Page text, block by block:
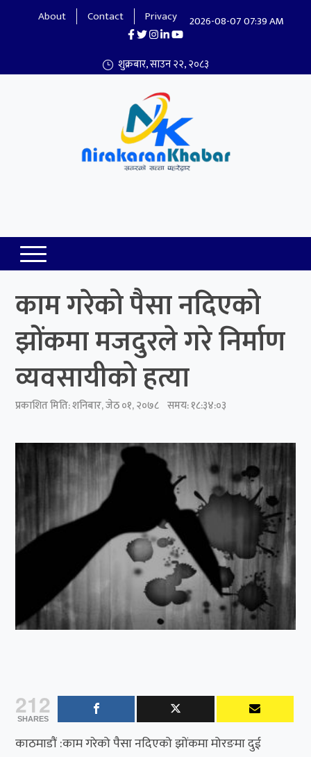
About Contact Privacy 2026-08-07 07:39 AM
शुक्रबार, साउन २२, २०८३
काम गरेको पैसा नदिएको
झोंकमा मजदुरले गरे निर्माण
व्यवसायीको हत्या
प्रकाशित मिति:शनिबार, जेठ ०१, २०७८ समय: १८:३४:०३
212
SHARES
काठमाडौं :काम गरेको पैसा नदिएको झोंकमा मोरङमा दुई